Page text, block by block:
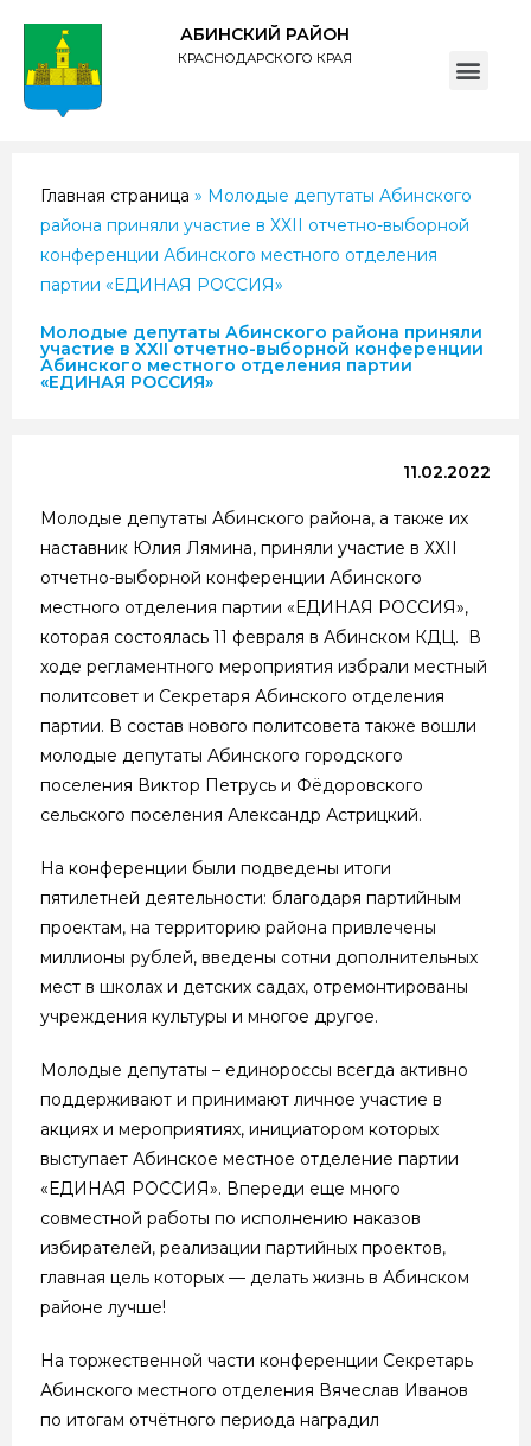
АБИНСКИЙ РАЙОН
КРАСНОДАРСКОГО КРАЯ
Главная страница » Молодые депутаты Абинского
района приняли участие в ХХII отчетно-выборной
конференции Абинского местного отделения
партии «ЕДИНАЯ РОССИЯ»
Молодые депутаты Абинского района приняли
участие в ХХII отчетно-выборной конференции
Абинского местного отделения партии
«ЕДИНАЯ РОССИЯ»
11.02.2022
Молодые депутаты Абинского района, а также их
наставник Юлия Лямина, приняли участие в ХХII
отчетно-выборной конференции Абинского
местного отделения партии «ЕДИНАЯ РОССИЯ»,
которая состоялась 11 февраля в Абинском КДЦ. В
ходе регламентного мероприятия избрали местный
политсовет и Секретаря Абинского отделения
партии. В состав нового политсовета также вошли
молодые депутаты Абинского городского
поселения Виктор Петрусь и Фёдоровского
сельского поселения Александр Астрицкий.
На конференции были подведены итоги
пятилетней деятельности: благодаря партийным
проектам, на территорию района привлечены
миллионы рублей, введены сотни дополнительных
мест в школах и детских садах, отремонтированы
учреждения культуры и многое другое.
Молодые депутаты – единороссы всегда активно
поддерживают и принимают личное участие в
акциях и мероприятиях, инициатором которых
выступает Абинское местное отделение партии
«ЕДИНАЯ РОССИЯ». Впереди еще много
совместной работы по исполнению наказов
избирателей, реализации партийных проектов,
главная цель которых — делать жизнь в Абинском
районе лучше!
На торжественной части конференции Секретарь
Абинского местного отделения Вячеслав Иванов
по итогам отчётного периода наградил